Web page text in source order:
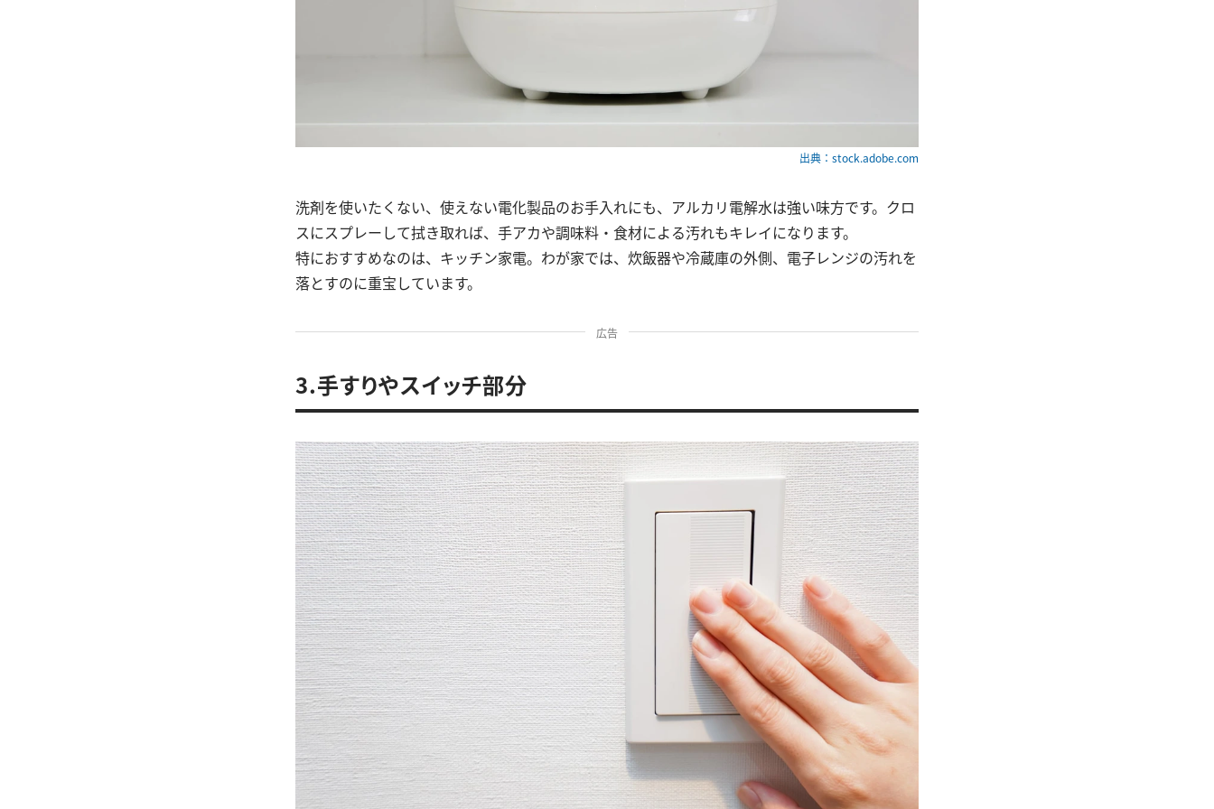
出典：stock.adobe.com
洗剤を使いたくない、使えない電化製品のお手入れにも、アルカリ電解水は強い味方です。クロ
スにスプレーして拭き取れば、手アカや調味料・食材による汚れもキレイになります。
特におすすめなのは、キッチン家電。わが家では、炊飯器や冷蔵庫の外側、電子レンジの汚れを
落とすのに重宝しています。
広告
3.手すりやスイッチ部分